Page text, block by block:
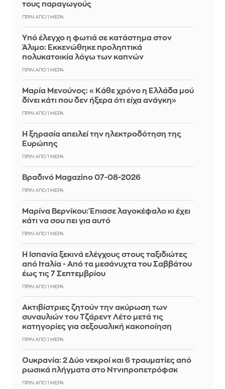
τους παραγωγούς
ΠΡΙΝ ΑΠΌ 1 ΜΈΡΑ
Yπό έλεγχο η φωτιά σε κατάστημα στον
Άλιμο: Εκκενώθηκε προληπτικά
πολυκατοικία λόγω των καπνών
ΠΡΙΝ ΑΠΌ 1 ΜΈΡΑ
Μαρία Μενούνος: «Κάθε χρόνο η Ελλάδα μού
δίνει κάτι που δεν ήξερα ότι είχα ανάγκη»
ΠΡΙΝ ΑΠΌ 1 ΜΈΡΑ
Η ξηρασία απειλεί την ηλεκτροδότηση της
Ευρώπης
ΠΡΙΝ ΑΠΌ 1 ΜΈΡΑ
Βραδινό Magazino 07-08-2026
ΠΡΙΝ ΑΠΌ 1 ΜΈΡΑ
Μαρίνα Βερνίκου: Έπιασε λαγοκέφαλο κι έχει
κάτι να σου πει για αυτό
ΠΡΙΝ ΑΠΌ 1 ΜΈΡΑ
Η Ισπανία ξεκινά ελέγχους στους ταξιδιώτες
από Ιταλία - Από τα μεσάνυχτα του Σαββάτου
έως τις 7 Σεπτεμβρίου
ΠΡΙΝ ΑΠΌ 1 ΜΈΡΑ
Ακτιβίστριες ζητούν την ακύρωση των
συναυλιών του Τζάρεντ Λέτο μετά τις
κατηγορίες για σεξουαλική κακοποίηση
ΠΡΙΝ ΑΠΌ 1 ΜΈΡΑ
Ουκρανία: 2 Δύο νεκροί και 6 τραυματίες από
ρωσικά πλήγματα στο Ντνιπροπετρόφσκ
ΠΡΙΝ ΑΠΌ 1 ΜΈΡΑ